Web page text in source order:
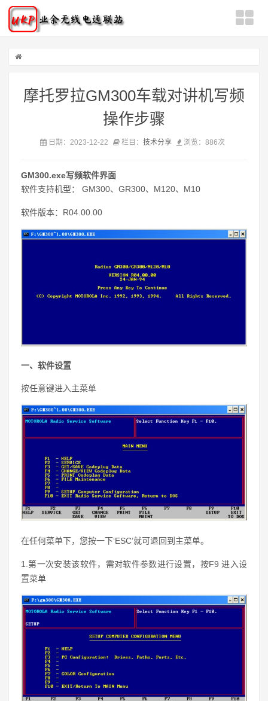
摩托罗拉GM300车载对讲机写频
操作步骤
日期：2023-12-22 栏目： 技术分享 浏览： 886次
GM300.exe写频软件界面
软件支持机型： GM300、GR300、M120、M10
软件版本：R04.00.00
一、软件设置
按任意键进入主菜单
在任何菜单下，您按一下‘ESC’就可退回到主菜单。
1.第一次安装该软件，需对软件参数进行设置，按F9 进入设
置菜单